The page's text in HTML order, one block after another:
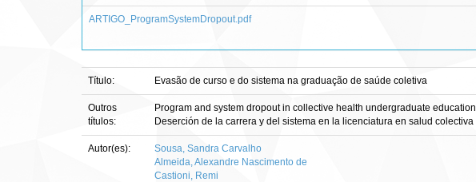
ARTIGO_ProgramSystemDropout.pdf
Título: Evasão de curso e do sistema na graduação de saúde coletiva
Outros
títulos:
Program and system dropout in collective health undergraduate education
Deserción de la carrera y del sistema en la licenciatura en salud colectiva
Autor(es):
Sousa, Sandra Carvalho
Almeida, Alexandre Nascimento de
Castioni, Remi